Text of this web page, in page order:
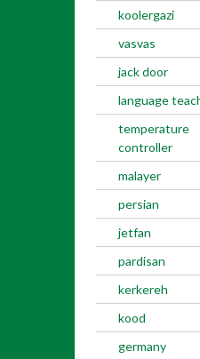
koolergazi
vasvas
jack door
language
temperature
controller
malayer
persian
jetfan
pardisan
kerkereh
kood
germany